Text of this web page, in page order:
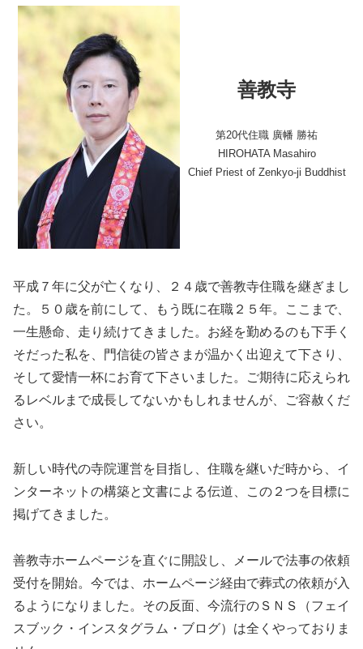
善教寺
第20代住職 廣幡 勝祐
HIROHATA Masahiro
Chief Priest of Zenkyo-ji Buddhist
平成７年に父が亡くなり、２４歳で善教寺住職を継ぎまし
た。５０歳を前にして、もう既に在職２５年。ここまで、
一生懸命、走り続けてきました。お経を勤めるのも下手く
そだった私を、門信徒の皆さまが温かく出迎えて下さり、
そして愛情一杯にお育て下さいました。ご期待に応えられ
るレベルまで成長してないかもしれませんが、ご容赦くだ
さい。
新しい時代の寺院運営を目指し、住職を継いだ時から、イ
ンターネットの構築と文書による伝道、この２つを目標に
掲げてきました。
善教寺ホームページを直ぐに開設し、メールで法事の依頼
受付を開始。今では、ホームページ経由で葬式の依頼が入
るようになりました。その反面、今流行のＳＮＳ（フェイ
スブック・インスタグラム・ブログ）は全くやっておりま